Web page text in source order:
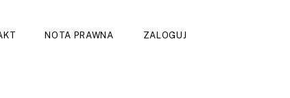
NOTA PRAWNA ZALOGUJ